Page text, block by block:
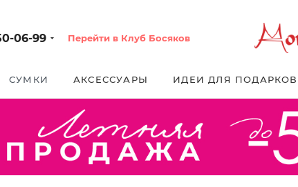
06-99 Перейти в Клуб Босяков
СУМКИ АКСЕССУАРЫ ИДЕИ ДЛЯ ПОДАРКОВ